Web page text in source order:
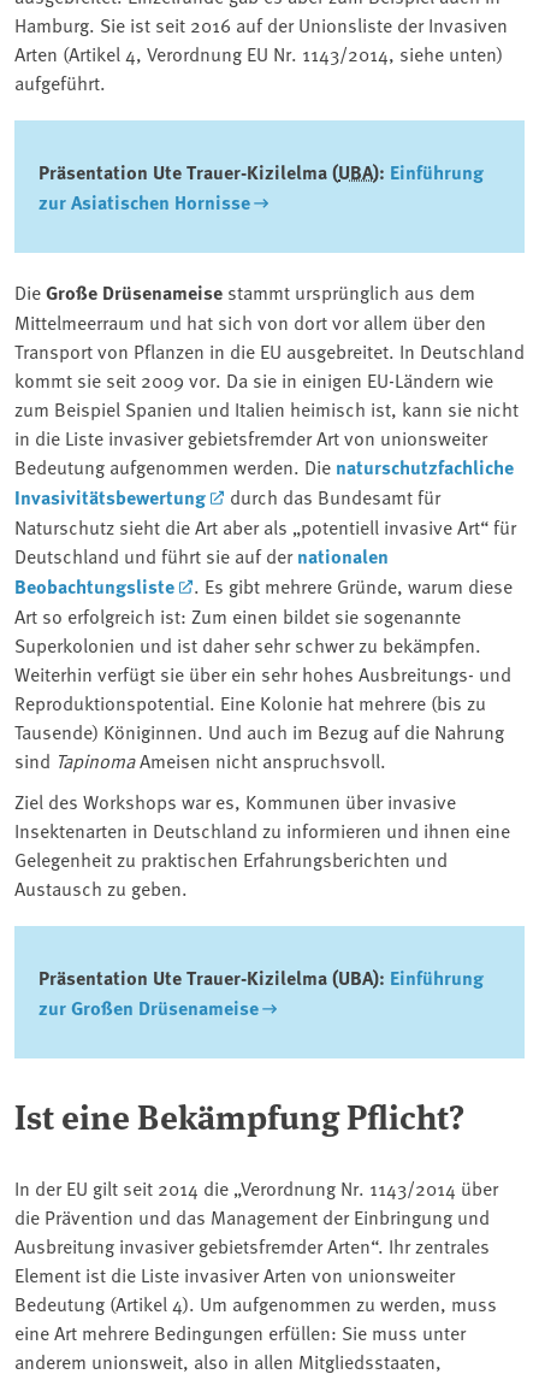
Hamburg. Sie ist seit 2016 auf der Unionsliste der Invasiven
Arten (Artikel 4, Verordnung EU Nr. 1143/2014, siehe unten)
aufgeführt.
Präsentation Ute Trauer-Kizilelma (UBA): Einführung
zur Asiatischen Hornisse
DieGroße Drüsenameise stammt ursprünglich aus dem
Mittelmeerraum und hat sich von dort vor allem über den
Transport von Pflanzen in die EU ausgebreitet. In Deutschland
kommt sie seit 2009 vor. Da sie in einigen EU-Ländern wie
zum Beispiel Spanien und Italien heimisch ist, kann sie nicht
in die Liste invasiver gebietsfremder Art von unionsweiter
Bedeutung aufgenommen werden. Die naturschutzfachliche
Invasivitätsbewertung
durch das Bundesamt für
Naturschutz sieht die Art aber als „potentiell invasive Art“ für
Deutschland und führt sie auf dernationalen
Beobachtungsliste
. Es gibt mehrere Gründe, warum diese
Art so erfolgreich ist: Zum einen bildet sie sogenannte
Superkolonien und ist daher sehr schwer zu bekämpfen.
Weiterhin verfügt sie über ein sehr hohes Ausbreitungs- und
Reproduktionspotential. Eine Kolonie hat mehrere (bis zu
Tausende) Königinnen. Und auch im Bezug auf die Nahrung
sind TapinomaAmeisen nicht anspruchsvoll.
Ziel des Workshops war es, Kommunen über invasive
Insektenarten in Deutschland zu informieren und ihnen eine
Gelegenheit zu praktischen Erfahrungsberichten und
Austausch zu geben.
Präsentation Ute Trauer-Kizilelma (UBA): Einführung
zur Großen Drüsenameise
Ist eine Bekämpfung Pflicht?
In der EU gilt seit 2014 die „Verordnung Nr. 1143/2014 über
die Prävention und das Management der Einbringung und
Ausbreitung invasiver gebietsfremder Arten“. Ihr zentrales
Element ist die Liste invasiver Arten von unionsweiter
Bedeutung (Artikel 4). Um aufgenommen zu werden, muss
eine Art mehrere Bedingungen erfüllen: Sie muss unter
anderem unionsweit, also in allen Mitgliedsstaaten,